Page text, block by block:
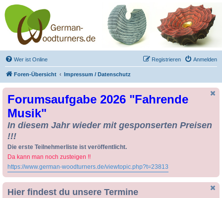
Drechseln und
Kunsthandwerk -
German-Woodturners
*Forum Sauerland*
Der Treffpunkt für Drechsler und Freunde des Kunsthandwerks
Wer ist Online Anmelden
Registrieren
Foren-Übersicht Impressum / Datenschutz
Forumsaufgabe 2026 "Fahrende
Musik"
In diesem Jahr wieder mit gesponserten Preisen
!!!
Die erste Teilnehmerliste ist veröffentlicht.
Da kann man noch zusteigen !!
https://www.german-woodturners.de/viewtopic.php?t=23813
Hier findest du unsere Termine